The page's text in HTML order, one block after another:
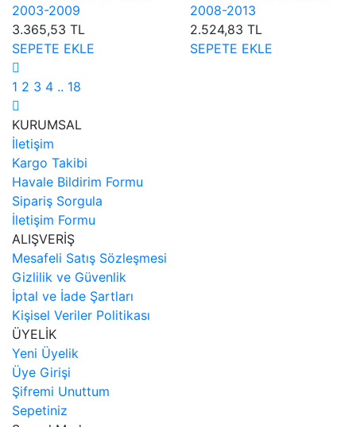
2003-2009
3.365,53 TL
SEPETE EKLE
2008-2013
2.524,83 TL
SEPETE EKLE
1 2 3 4 .. 18
KURUMSAL
İletişim
Kargo Takibi
Havale Bildirim Formu
Sipariş Sorgula
İletişim Formu
ALIŞVERİŞ
Mesafeli Satış Sözleşmesi
Gizlilik ve Güvenlik
İptal ve İade Şartları
Kişisel Veriler Politikası
ÜYELİK
Yeni Üyelik
Üye Girişi
Şifremi Unuttum
Sepetiniz